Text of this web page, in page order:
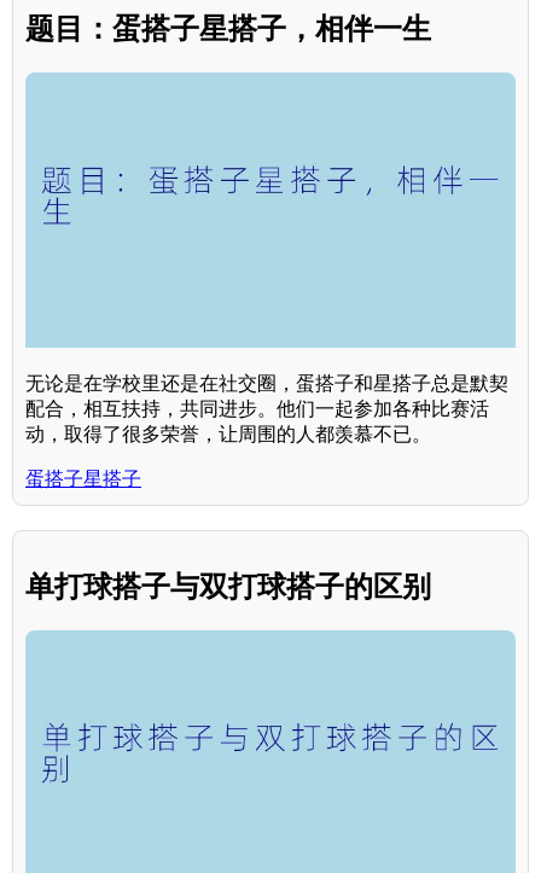
题目：蛋搭子星搭子，相伴一生
无论是在学校里还是在社交圈，蛋搭子和星搭子总是默契
配合，相互扶持，共同进步。他们一起参加各种比赛活
动，取得了很多荣誉，让周围的人都羡慕不已。
蛋搭子星搭子
单打球搭子与双打球搭子的区别